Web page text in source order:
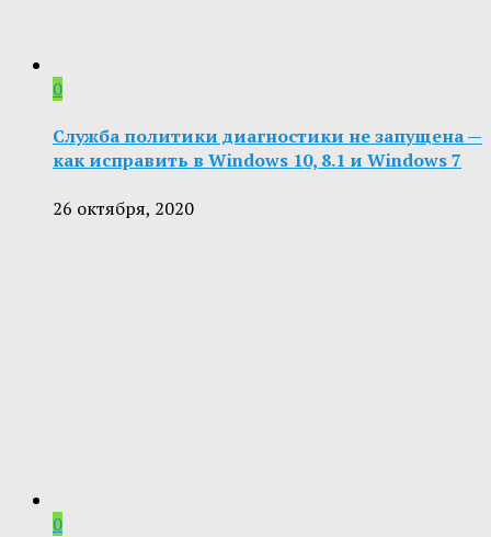
0
Служба политики диагностики не запущена —
как исправить в Windows 10, 8.1 и Windows 7
26 октября, 2020
0